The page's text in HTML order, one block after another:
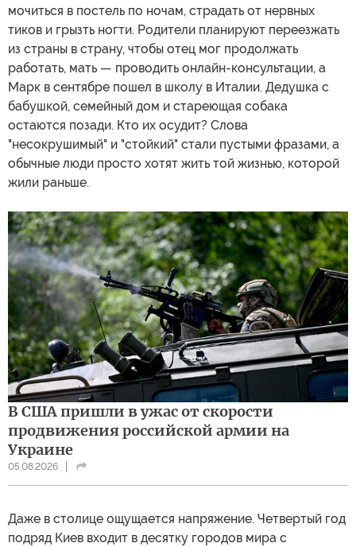
мочиться в постель по ночам, страдать от нервных
тиков и грызть ногти. Родители планируют переезжать
из страны в страну, чтобы отец мог продолжать
работать, мать — проводить онлайн-консультации, а
Марк в сентябре пошел в школу в Италии. Дедушка с
бабушкой, семейный дом и стареющая собака
остаются позади. Кто их осудит? Слова
"несокрушимый" и "стойкий" стали пустыми фразами, а
обычные люди просто хотят жить той жизнью, которой
жили раньше.
В США пришли в ужас от скорости
продвижения российской армии на
Украине
05.08.2026
Даже в столице ощущается напряжение. Четвертый год
подряд Киев входит в десятку городов мира с